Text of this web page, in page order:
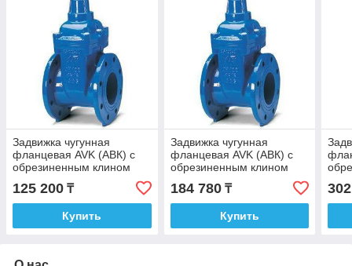
Задвижка чугунная
фланцевая AVK (АВК) с
обрезиненным клином
PN10/16 DN100
125 200 ₸
Купить
Задвижка чугунная
фланцевая AVK (АВК) с
обрезиненным клином
PN10/16 DN125
184 780₸
Купить